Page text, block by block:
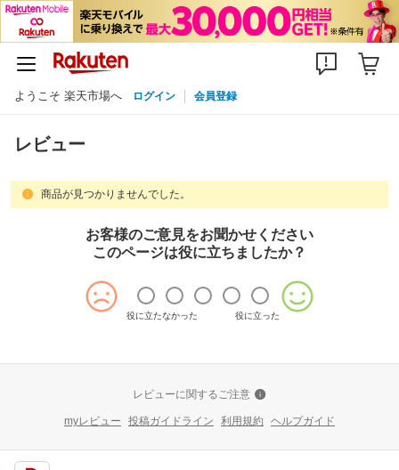
ようこそ 楽天市場へ ログイン 会員登録
レビュー
商品が見つかりませんでした。
お客様のご意見をお聞かせください
このページは役に立ちましたか？
役に立たなかった 役に立った
レビューに関するご注意
myレビュー 投稿ガイドライン 利用規約 ヘルプガイド